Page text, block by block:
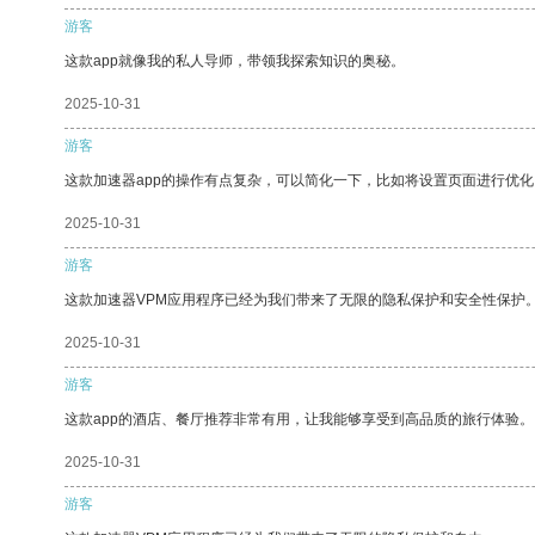
游客
这款app就像我的私人导师，带领我探索知识的奥秘。
2025-10-31
游客
这款加速器app的操作有点复杂，可以简化一下，比如将设置页面进行优
2025-10-31
游客
这款加速器VPM应用程序已经为我们带来了无限的隐私保护和安全性保护
2025-10-31
游客
这款app的酒店、餐厅推荐非常有用，让我能够享受到高品质的旅行体验。
2025-10-31
游客